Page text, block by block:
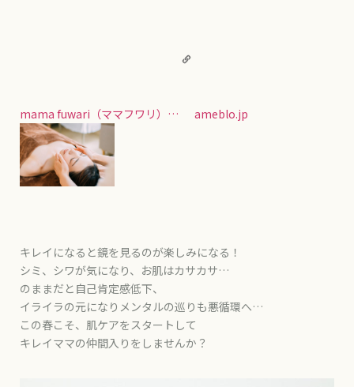
mama fuwari（ママフワリ）… ameblo.jp
キレイになると鏡を見るのが楽しみになる！
シミ、シワが気になり、お肌はカサカサ…
のままだと自己肯定感低下、
イライラの元になりメンタルの巡りも悪循環へ…
この春こそ、肌ケアをスタートして
キレイママの仲間入りをしませんか？